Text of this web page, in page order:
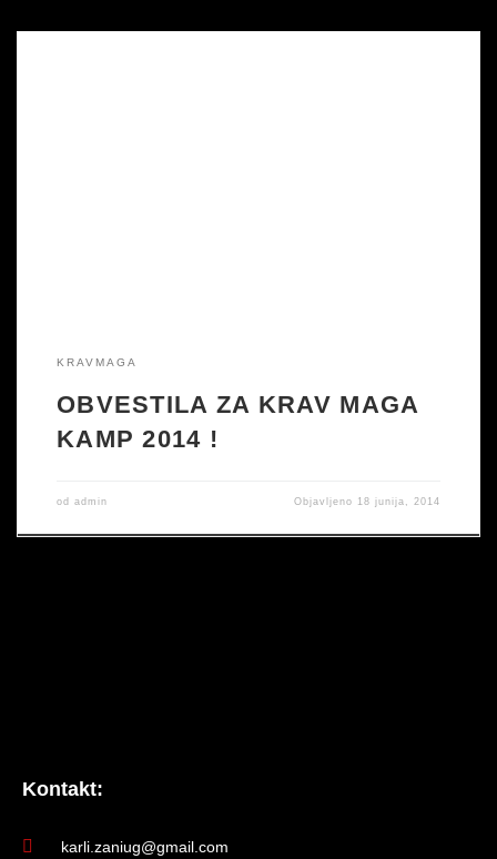
KRAVMAGA
OBVESTILA ZA KRAV MAGA
KAMP 2014 !
od admin Objavljeno 18 junija, 2014
Kontakt:
karli.zaniug@gmail.com